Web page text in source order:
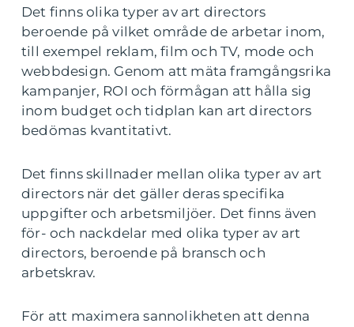
Det finns olika typer av art directors
beroende på vilket område de arbetar inom,
till exempel reklam, film och TV, mode och
webbdesign. Genom att mäta framgångsrika
kampanjer, ROI och förmågan att hålla sig
inom budget och tidplan kan art directors
bedömas kvantitativt.
Det finns skillnader mellan olika typer av art
directors när det gäller deras specifika
uppgifter och arbetsmiljöer. Det finns även
för- och nackdelar med olika typer av art
directors, beroende på bransch och
arbetskrav.
För att maximera sannolikheten att denna